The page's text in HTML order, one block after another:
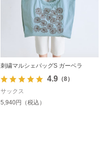
刺繍マルシェバッグS ガーベラ
4.9（8）
サックス
5,940円（税込）